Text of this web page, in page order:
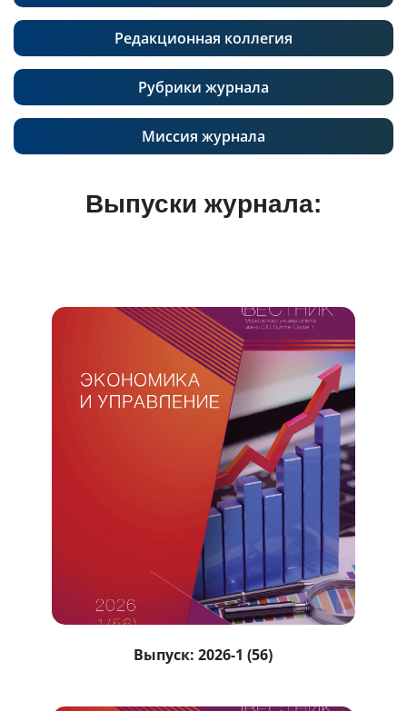
Редакционная коллегия
Рубрики журнала
Миссия журнала
Выпуски журнала:
Выпуск:2026-1 (56)